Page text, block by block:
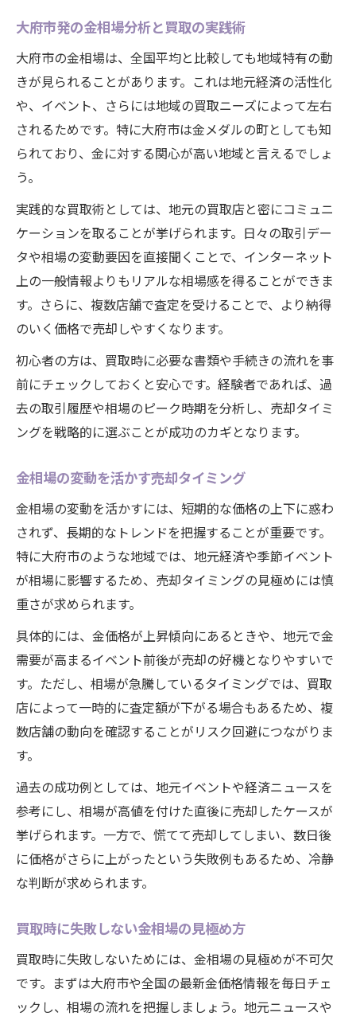
大府市発の金相場分析と買取の実践術
大府市の金相場は、全国平均と比較しても地域特有の動
きが見られることがあります。これは地元経済の活性化
や、イベント、さらには地域の買取ニーズによって左右
されるためです。特に大府市は金メダルの町としても知
られており、金に対する関心が高い地域と言えるでしょ
う。
実践的な買取術としては、地元の買取店と密にコミュニ
ケーションを取ることが挙げられます。日々の取引デー
タや相場の変動要因を直接聞くことで、インターネット
上の一般情報よりもリアルな相場感を得ることができま
す。さらに、複数店舗で査定を受けることで、より納得
のいく価格で売却しやすくなります。
初心者の方は、買取時に必要な書類や手続きの流れを事
前にチェックしておくと安心です。経験者であれば、過
去の取引履歴や相場のピーク時期を分析し、売却タイミ
ングを戦略的に選ぶことが成功のカギとなります。
金相場の変動を活かす売却タイミング
金相場の変動を活かすには、短期的な価格の上下に惑わ
されず、長期的なトレンドを把握することが重要です。
特に大府市のような地域では、地元経済や季節イベント
が相場に影響するため、売却タイミングの見極めには慎
重さが求められます。
具体的には、金価格が上昇傾向にあるときや、地元で金
需要が高まるイベント前後が売却の好機となりやすいで
す。ただし、相場が急騰しているタイミングでは、買取
店によって一時的に査定額が下がる場合もあるため、複
数店舗の動向を確認することがリスク回避につながりま
す。
過去の成功例としては、地元イベントや経済ニュースを
参考にし、相場が高値を付けた直後に売却したケースが
挙げられます。一方で、慌てて売却してしまい、数日後
に価格がさらに上がったという失敗例もあるため、冷静
な判断が求められます。
買取時に失敗しない金相場の見極め方
買取時に失敗しないためには、金相場の見極めが不可欠
です。まずは大府市や全国の最新金価格情報を毎日チェ
ックし、相場の流れを把握しましょう。地元ニュースや